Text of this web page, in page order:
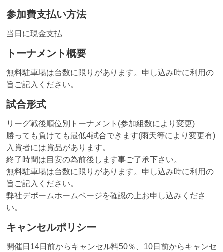
参加費支払い方法
当日に現金支払
トーナメント概要
無料駐車場は台数に限りがあります。申し込み時に利用の
旨ご記入ください。
試合形式
リーグ戦後順位別トーナメント(参加組数により変更)
勝っても負けても最低4試合できます(雨天等により変更有)
入賞者には賞品があります。
終了時間は目安の為前後します事ご了承下さい。
無料駐車場は台数に限りがあります。申し込み時に利用の
旨ご記入ください。
弊社デポームホームページを確認の上お申し込みくださ
い。
キャンセルポリシー
開催日14日前からキャンセル料50％、10日前からキャンセ